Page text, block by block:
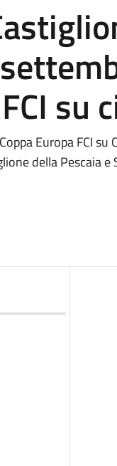
su
Europa FCI
della Pescaia